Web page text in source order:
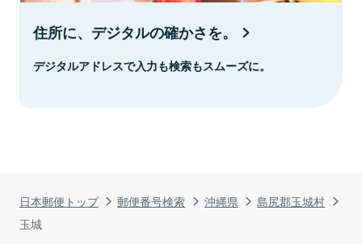
日本郵便トップ 郵便番号検索 沖縄県
島尻郡玉城村
玉城
住所に、デジタルの確かさを。
デジタルアドレスで入力も検索もスムーズに。